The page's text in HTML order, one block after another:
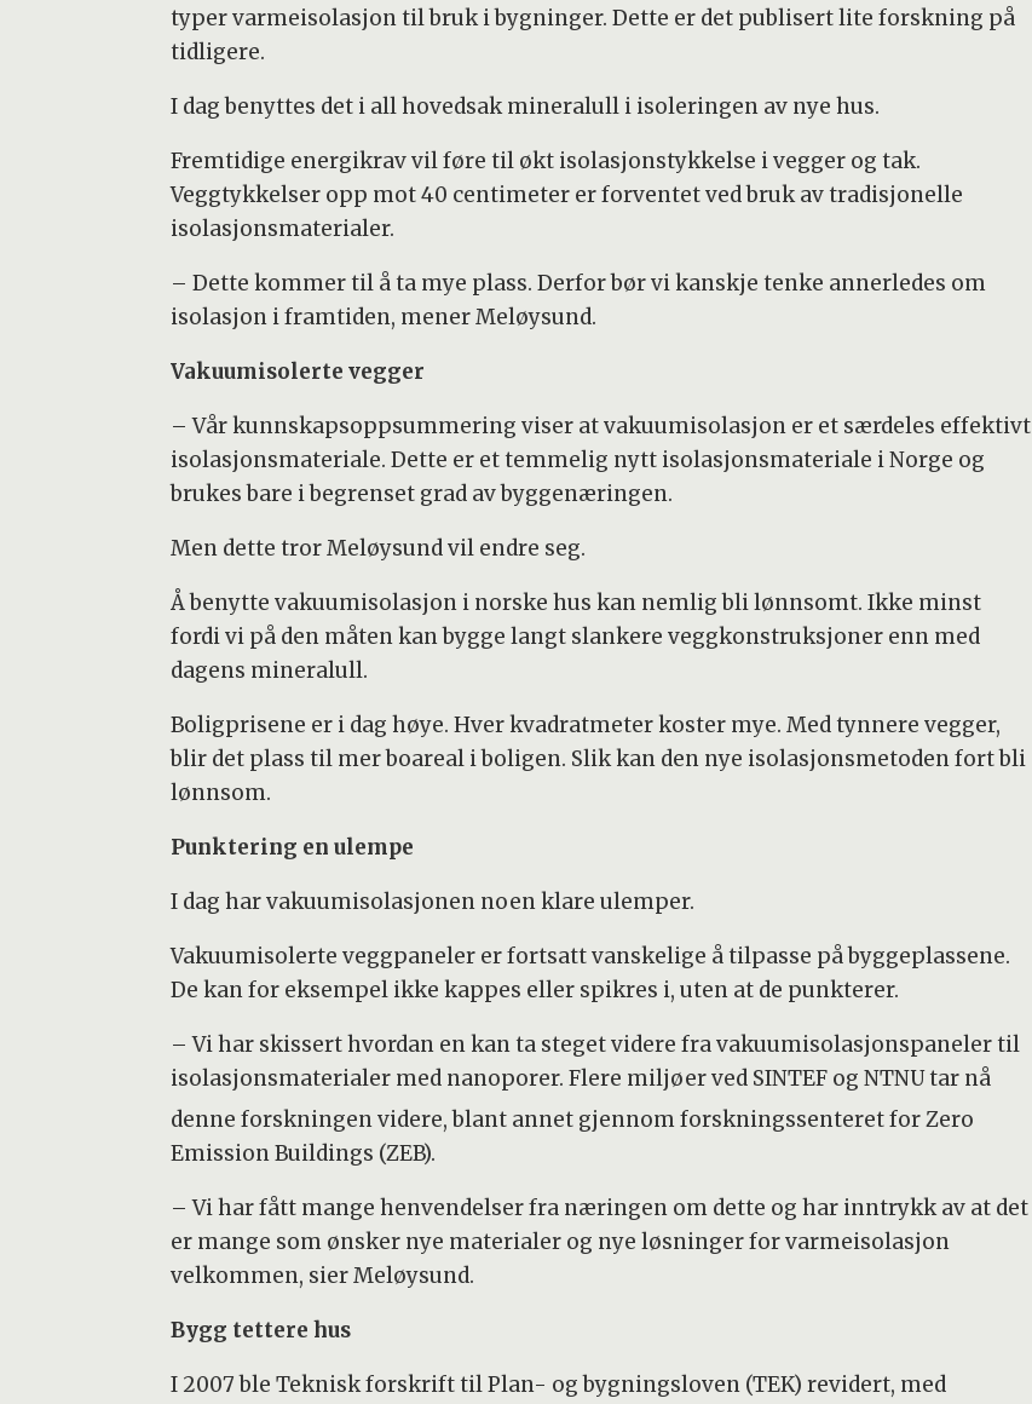
typer varmeisolasjon til bruk i bygninger. Dette er det publisert lite forskning på
tidligere.
I dag benyttes det i all hovedsak mineralull i isoleringen av nye hus.
Fremtidige energikrav vil føre til økt isolasjonstykkelse i vegger og tak.
Veggtykkelser opp mot 40 centimeter er forventet ved bruk av tradisjonelle
isolasjonsmaterialer.
– Dette kommer til å ta mye plass. Derfor bør vi kanskje tenke annerledes om
isolasjon i framtiden, mener Meløysund.
Vakuumisolerte vegger
– Vår kunnskapsoppsummering viser at vakuumisolasjon er et særdeles effektivt
isolasjonsmateriale. Dette er et temmelig nytt isolasjonsmateriale i Norge og
brukes bare i begrenset grad av byggenæringen.
Men dette tror Meløysund vil endre seg.
Å benytte vakuumisolasjon i norske hus kan nemlig bli lønnsomt. Ikke minst
fordi vi på den måten kan bygge langt slankere veggkonstruksjoner enn med
dagens mineralull.
Boligprisene er i dag høye. Hver kvadratmeter koster mye. Med tynnere vegger,
blir det plass til mer boareal i boligen. Slik kan den nye isolasjonsmetoden fort bli
lønnsom.
Punktering en ulempe
I dag har vakuumisolasjonen noen klare ulemper.
Vakuumisolerte veggpaneler er fortsatt vanskelige å tilpasse på byggeplassene.
De kan for eksempel ikke kappes eller spikres i, uten at de punkterer.
– Vi har skissert hvordan en kan ta steget videre fra vakuumisolasjonspaneler til
isolasjonsmaterialer med nanoporer. Flere miljøer ved SINTEF og NTNU tar nå
denne forskningen videre, blant annet gjennom forskningssenteret for Zero
Emission Buildings (ZEB).
– Vi har fått mange henvendelser fra næringen om dette og har inntrykk av at det
er mange som ønsker nye materialer og nye løsninger for varmeisolasjon
velkommen, sier Meløysund.
Bygg tettere hus
I 2007 ble Teknisk forskrift til Plan- og bygningsloven (TEK) revidert, med